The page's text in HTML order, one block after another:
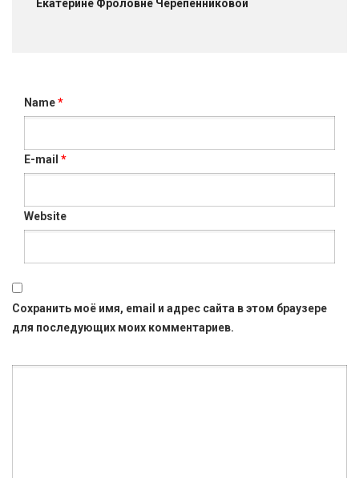
Екатерине Фроловне Черепенниковой
Name*
E-mail *
Website
Сохранить моё имя, email и адрес сайта в этом браузере
для последующих моих комментариев.